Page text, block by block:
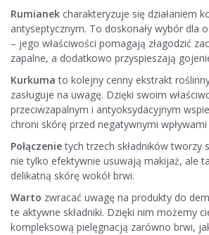
Rumianek charakteryzuje się działaniem
antyseptycznym. To doskonały wybór dla
– jego właściwości pomagają złagodzić
zapalne, a dodatkowo przyspieszają
Kurkuma to kolejny cenny ekstrakt
zasługuje na uwagę. Dzięki swoim
przeciwzapalnym i antyoksydacyjnym
chroni skórę przed negatywnymi
Połączenietych trzech składników tworzy
nie tylko efektywnie usuwają makijaż, ale
delikatną skórę wokół brwi.
Warto zwracać uwagę na produkty do
te aktywne składniki. Dzięki nim możemy
kompleksową pielęgnacją zarówno brwi,